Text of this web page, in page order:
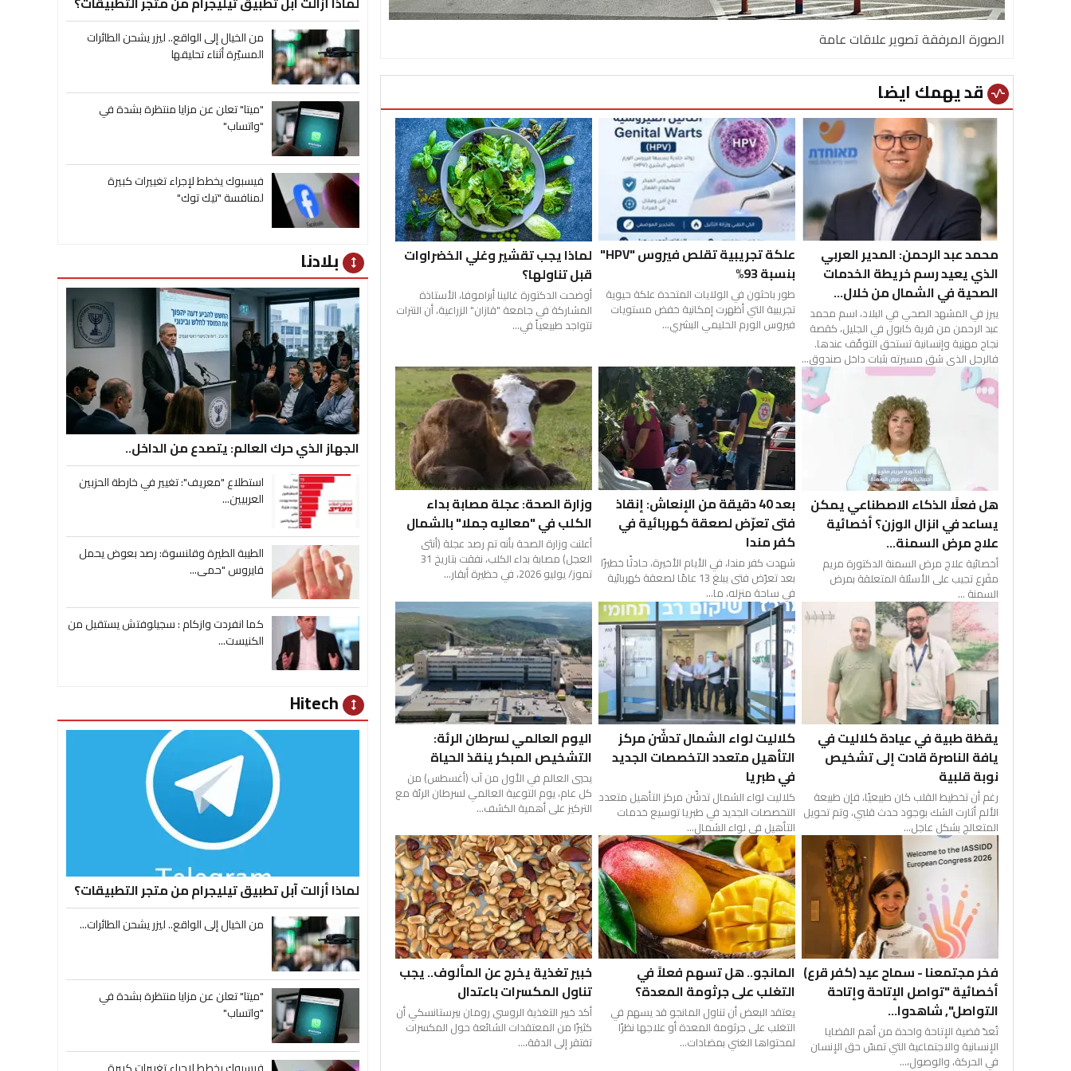
الصورة المرفقة تصوير علاقات عامة
vital_signs قد يهمك ايضا
محمد عبد الرحمن: المدير العربي
الذي يعيد رسم خريطة الخدمات
الصحية في الشمال من خلال...
يبرز في المشهد الصحي في البلاد، اسم محمد
عبد الرحمن من قرية كابول في الجليل، كقصة
نجاح مهنية وإنسانية تستحق التوقّف عندها.
فالرجل الذي شق مسيرته بثبات داخل صندوق...
علكة تجريبية تقلص فيروس "HPV"
بنسبة 93%
طور باحثون في الولايات المتحدة علكة حيوية
تجريبية التي أظهرت إمكانية خفض مستويات
فيروس الورم الحليمي البشري...
لماذا يجب تقشير وغلي الخضراوات
قبل تناولها؟
أوضحت الدكتورة غالينا أبراموفا، الأستاذة
المشاركة في جامعة "قازان" الزراعية، أن النترات
تتواجد طبيعياً في...
هل فعلًا الذكاء الاصطناعي يمكن
يساعد في انزال الوزن؟ أخصائية
علاج مرض السمنة...
أخصائية علاج مرض السمنة الدكتورة مريم
مفَرِع تجيب على الأسئلة المتعلقة بمرض
السمنة ...
بعد 40 دقيقة من الإنعاش: إنقاذ
فتى تعرّض لصعقة كهربائية في
كفر مندا
شهدت كفر مندا، في الأيام الأخيرة، حادثًا خطيرًا
بعد تعرّض فتى يبلغ 13 عامًا لصعقة كهربائية
في ساحة منزله، ما...
وزارة الصحة: عجلة مصابة بداء
الكلب في "معاليه جملا" بالشمال
أعلنت وزارة الصحة بأنه تم رصد عجلة (أنثى
العجل) مصابة بداء الكلب، نفقت بتاريخ 31
تموز/ يوليو 2026، في حظيرة أبقار...
يقظة طبية في عيادة كلاليت في
يافة الناصرة قادت إلى تشخيص
نوبة قلبية
رغم أن تخطيط القلب كان طبيعيًا، فإن طبيعة
الألم أثارت الشك بوجود حدث قلبي، وتم تحويل
المتعالج بشكل عاجل...
كلاليت لواء الشمال تدشّن مركز
التأهيل متعدد التخصصات الجديد
في طبريا
كلاليت لواء الشمال تدشّن مركز التأهيل متعدد
التخصصات الجديد في طبريا توسيع خدمات
التأهيل في لواء الشمال...
اليوم العالمي لسرطان الرئة:
التشخيص المبكر ينقذ الحياة
يحيي العالم في الأول من آب (أغسطس) من
كل عام، يوم التوعية العالمي لسرطان الرئة مع
التركيز على أهمية الكشف...
فخر مجتمعنا - سماح عيد (كفر قرع)
أخصائية "تواصل الإتاحة وإتاحة
التواصل", شاهدوا...
تُعدّ قضية الإتاحة واحدة من أهم القضايا
الإنسانية والاجتماعية التي تمسّ حق الإنسان
في الحركة، والوصول،...
المانجو.. هل تسهم فعلاً في
التغلب على جرثومة المعدة؟
يعتقد البعض أن تناول المانجو قد يسهم في
التغلب على جرثومة المعدة أو علاجها نظرًا
لمحتواها الغني بمضادات...
خبير تغذية يخرج عن المألوف.. يجب
تناول المكسرات باعتدال
أكد خبير التغذية الروسي رومان بيرستانسكي أن
كثيرًا من المعتقدات الشائعة حول المكسرات
تفتقر إلى الدقة،...
من الخيال إلى الواقع.. ليزر يشحن الطائرات
المسيّرة أثناء تحليقها
"ميتا" تعلن عن مزايا منتظرة بشدة في
"واتساب"
فيسبوك يخطط لإجراء تغييرات كبيرة
لمنافسة "تيك توك"
height بلادنا
الجهاز الذي حرك العالم: يتصدع من الداخل..
استطلاع "معريف": تغيير في خارطة الحزبين
العربيين...
الطيبة الطيرة وقلنسوة: رصد بعوض يحمل
فايروس "حمى...
كما انفردت وازكام : سجيلوفتش يستقيل من
الكنيست...
height
لماذا أزالت آبل تطبيق تيليجرام من متجر التطبيقات؟
من الخيال إلى الواقع.. ليزر يشحن الطائرات...
"ميتا" تعلن عن مزايا منتظرة بشدة في
"واتساب"